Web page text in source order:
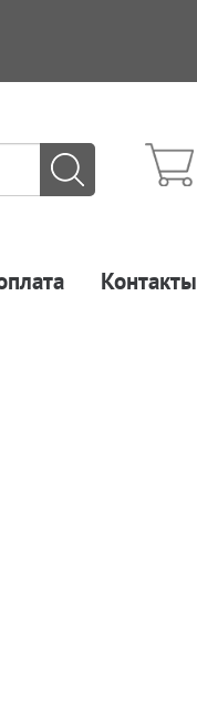
Контакты